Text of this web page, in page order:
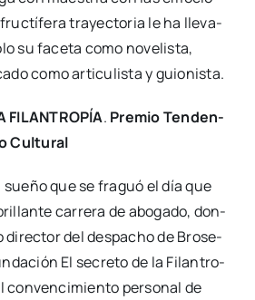
fruc­tí­fe­ra tra­yec­to­ria le ha lle­va­
su face­ta como nove­lis­ta,
como arti­cu­lis­ta y guio­nis­ta.
FILANTROPÍA. Pre­mio Ten­den­
Cul­tu­ral
que se fra­guó el día que
carre­ra de abo­ga­do, don­
direc­tor del des­pa­cho de Bro­se­
El secre­to de la Filan­tro­
con­ven­ci­mien­to per­so­nal de